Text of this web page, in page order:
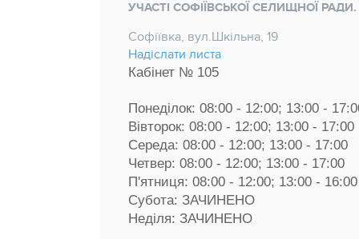
УЧАСТІ СОФІЇВСЬКОЇ СЕЛИЩНОЇ РАДИ.
Софіївка, вул.Шкільна, 19
Надіслати листа
Кабінет № 105
Понеділок: 08:00 - 12:00; 13:00 -
Вівторок: 08:00 - 12:00; 13:00 - 17:00
Середа: 08:00 - 12:00; 13:00 - 17:00
Четвер: 08:00 - 12:00; 13:00 - 17:00
П'ятниця: 08:00 - 12:00; 13:00 - 16:00
Субота: ЗАЧИНЕНО
Неділя: ЗАЧИНЕНО